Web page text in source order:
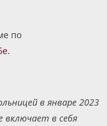
по
.
в январе 2023
включает в себя